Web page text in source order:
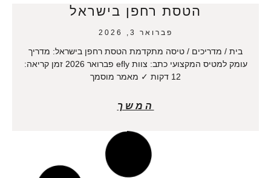
הטסת רחפן בישראל
פברואר 3, 2026
בית / מדריכים / טיסה מתקדמת הטסת רחפן בישראל: מדריך
עומק למטיס המקצועי כתב: צוות efly פברואר 2026 זמן קריאה:
12 דקות ✓ מאמר מוסמך
המשך